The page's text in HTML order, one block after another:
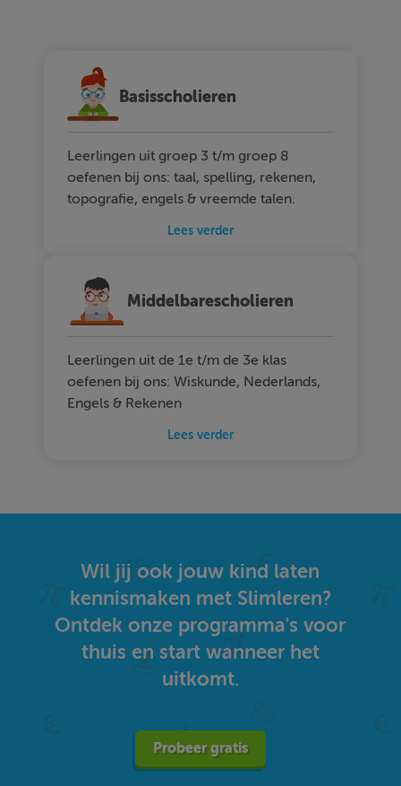
Basisscholieren
Leerlingen uit groep 3 t/m groep 8
oefenen bij ons: taal, spelling, rekenen,
topografie, engels & vreemde talen.
Lees verder
Middelbarescholieren
Leerlingen uit de 1e t/m de 3e klas
oefenen bij ons: Wiskunde, Nederlands,
Engels & Rekenen
Lees verder
Wil jij ook jouw kind laten
kennismaken met Slimleren?
Ontdek onze programma's voor
thuis en start wanneer het
uitkomt.
Probeer gratis